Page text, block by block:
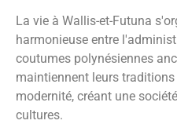
La vie à Wallis-et-Futuna
harmonieuse entre
coutumes polynésiennes
maintiennent leurs
modernité, créant une
cultures.